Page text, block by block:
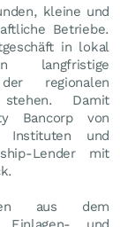
kleine und
Betriebe.
in lokal
langfristige
regionalen
Damit
Bancorp von
Instituten und
Lender mit
aus dem